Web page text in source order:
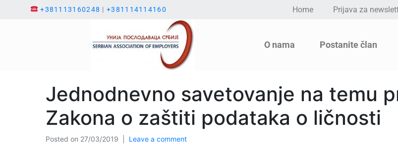
+381113160248 |+381114114160 Home Prijava za
O nama Postanite član
Jednodnevno savetovanje na temu
Zakona o zaštiti podataka o ličnosti
Posted on 27/03/2019 Leave a comment